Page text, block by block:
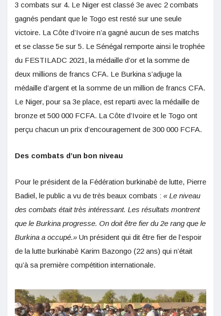
3 combats sur 4. Le Niger est classé 3e avec 2 combats
gagnés pendant que le Togo est resté sur une seule
victoire. La Côte d’Ivoire n’a gagné aucun de ses matchs
et se classe 5e sur 5. Le Sénégal remporte ainsi le trophée
du FESTILADC 2021, la médaille d’or et la somme de
deux millions de francs CFA. Le Burkina s’adjuge la
médaille d’argent et la somme de un million de francs CFA.
Le Niger, pour sa 3e place, est reparti avec la médaille de
bronze et 500 000 FCFA. La Côte d’Ivoire et le Togo ont
perçu chacun un prix d’encouragement de 300 000 FCFA.
Des combats d’un bon niveau
Pour le président de la Fédération burkinabè de lutte, Pierre
Badiel, le public a vu de très beaux combats : « Le niveau
des combats était très intéressant. Les résultats montrent
que le Burkina progresse. On doit être fier du 2e rang que le
Burkina a occupé.» Un président qui dit être fier de l’espoir
de la lutte burkinabè Karim Bazongo (22 ans) qui n’était
qu’à sa première compétition internationale.